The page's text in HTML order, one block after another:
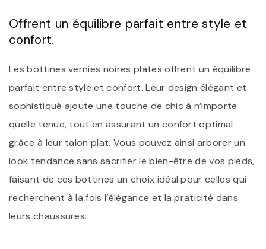
Offrent un équilibre parfait entre style et
confort.
Les bottines vernies noires plates offrent un équilibre
parfait entre style et confort. Leur design élégant et
sophistiqué ajoute une touche de chic à n’importe
quelle tenue, tout en assurant un confort optimal
grâce à leur talon plat. Vous pouvez ainsi arborer un
look tendance sans sacrifier le bien-être de vos pieds,
faisant de ces bottines un choix idéal pour celles qui
recherchent à la fois l’élégance et la praticité dans
leurs chaussures.